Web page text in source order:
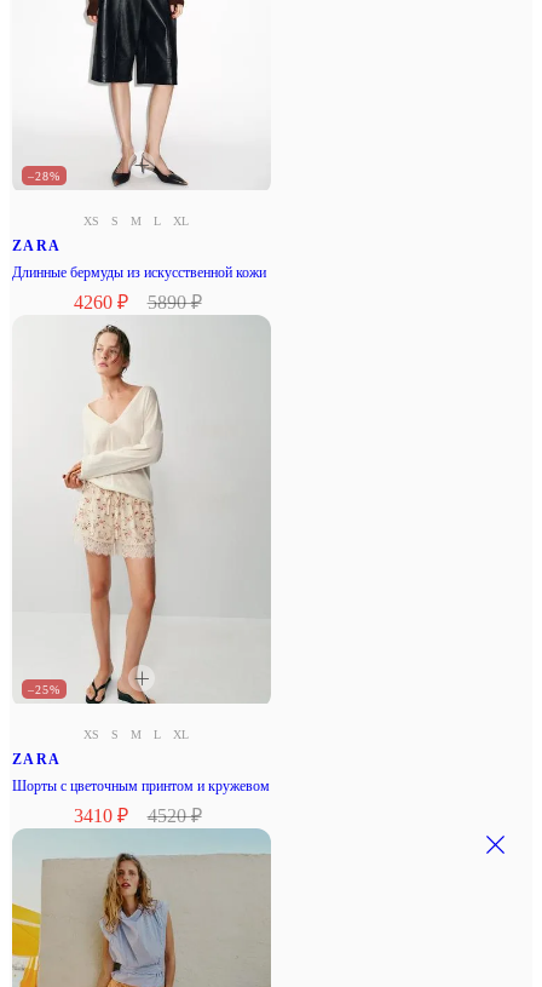
–28%
XS S M L XL
ZARA
Длинные бермуды из искусственной кожи
4260 ₽ 5890 ₽
–25%
XS S M L XL
ZARA
Шорты с цветочным принтом и кружевом
3410 ₽ 4520 ₽